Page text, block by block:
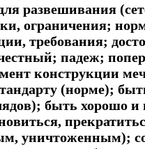
развешивания
ограничения;
требования;
падеж;
конструкции
(норме);
быть хорошо
уничтоженным);